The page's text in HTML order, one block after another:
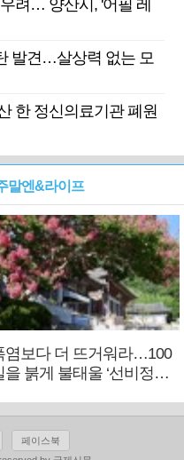
려… 양산시, '어필 레
발견…살상력 없는 모
한 정신의료기관 폐원
말엔&라이프
염보다 더 뜨거워라…100
을 붉게 불태울 ‘선비정신’
페이스북